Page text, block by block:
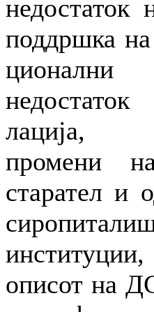
недостаток
поддршка
лација,
промени
старател и
описот на